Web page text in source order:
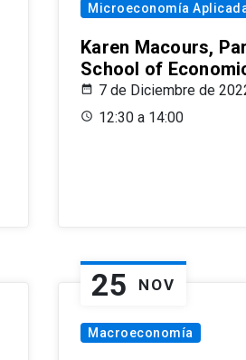
Microeconomía
Karen Macours,
School of
7 de Diciembre de
12:30 a 14:00
25 NOV
Macroeconomía